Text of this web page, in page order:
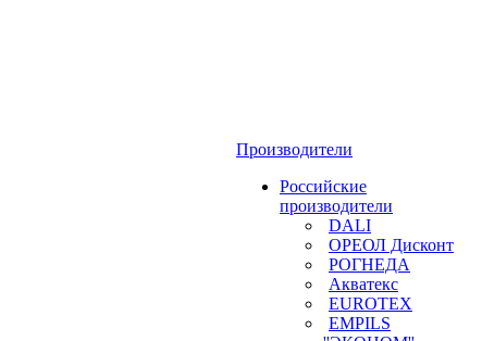
Производители
Российские
производители
DALI
ОРЕОЛ Дисконт
РОГНЕДА
Акватекс
EUROTEX
EMPILS